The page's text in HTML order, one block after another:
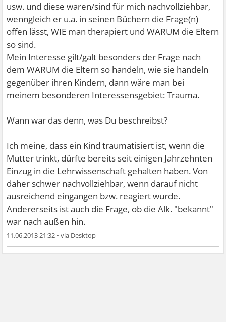
usw. und diese waren/sind für mich nachvollziehbar,
wenngleich er u.a. in seinen Büchern die Frage(n)
offen lässt, WIE man therapiert und WARUM die Eltern
so sind.
Mein Interesse gilt/galt besonders der Frage nach
dem WARUM die Eltern so handeln, wie sie handeln
gegenüber ihren Kindern, dann wäre man bei
meinem besonderen Interessensgebiet: Trauma.
Wann war das denn, was Du beschreibst?
Ich meine, dass ein Kind traumatisiert ist, wenn die
Mutter trinkt, dürfte bereits seit einigen Jahrzehnten
Einzug in die Lehrwissenschaft gehalten haben. Von
daher schwer nachvollziehbar, wenn darauf nicht
ausreichend eingangen bzw. reagiert wurde.
Andererseits ist auch die Frage, ob die Alk. "bekannt"
war nach außen hin.
11.06.2013 21:32 •